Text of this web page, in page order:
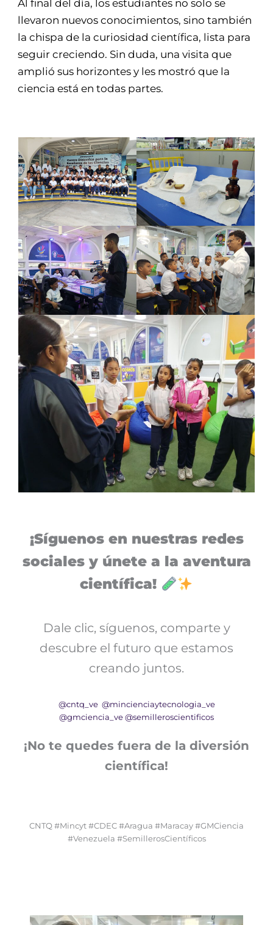
Al final del día, los estudiantes no solo se
llevaron nuevos conocimientos, sino también
la chispa de la curiosidad científica, lista para
seguir creciendo. Sin duda, una visita que
amplió sus horizontes y les mostró que la
ciencia está en todas partes.
¡Síguenos en nuestras redes
sociales y únete a la aventura
científica!
Dale clic, síguenos, comparte y
descubre el futuro que estamos
creando juntos.
@cntq_ve @mincienciaytecnologia_ve
@gmciencia_ve @semilleroscientificos
¡No te quedes fuera de la diversión
científica!
CNTQ #Mincyt #CDEC #Aragua #Maracay #GMCiencia
#Venezuela #SemillerosCientíficos